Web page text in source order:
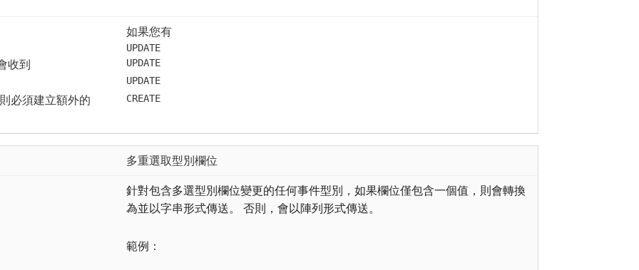
如果您有
UPDATE
收到
UPDATE
UPDATE
必須建立額外的 CREATE
多重選取型別欄位
針對包含多選型別欄位變更的任何事件型別，如果欄位僅包含一個值，則會轉換
為並以字串形式傳送。 否則，會以陣列形式傳送。
範例：